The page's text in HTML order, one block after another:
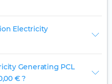
Electricity
Generating PCL
€ ?